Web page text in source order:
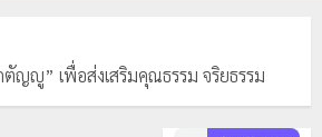
ญญู” เพื่อส่งเสริมคุณธรรม จริยธรรม